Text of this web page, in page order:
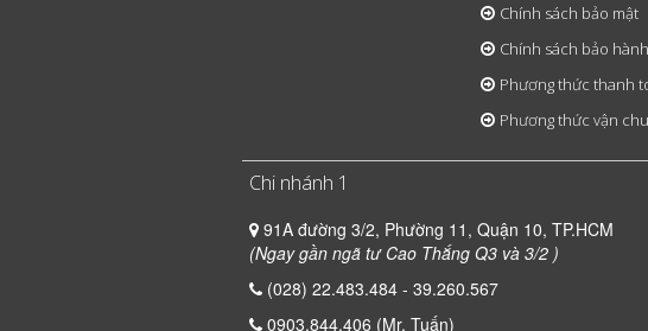
Chính sách bảo mật
Chính sách bảo hành
Phương thức thanh
Phương thức vận
Chi nhánh 1
91A đường 3/2, Phường 11, Quận 10, TP.HCM
(Ngay gần ngã tư Cao Thắng Q3 và 3/2 )
(028) 22.483.484 - 39.260.567
0903.844.406 (Mr. Tuấn)